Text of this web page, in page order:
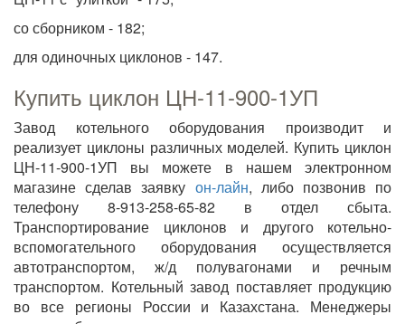
со сборником - 182;
для одиночных циклонов - 147.
Купить циклон ЦН-11-900-1УП
Завод котельного оборудования производит и
реализует циклоны различных моделей. Купить циклон
ЦН-11-900-1УП вы можете в нашем электронном
магазине сделав заявку он-лайн, либо позвонив по
телефону 8-913-258-65-82 в отдел сбыта.
Транспортирование циклонов и другого котельно-
вспомогательного оборудования осуществляется
автотранспортом, ж/д полувагонами и речным
транспортом. Котельный завод поставляет продукцию
во все регионы России и Казахстана. Менеджеры